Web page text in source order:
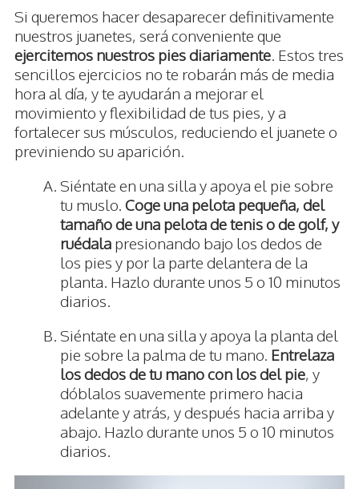
Si queremos hacer desaparecer definitivamente
nuestros juanetes, será conveniente que
ejercitemos nuestros pies diariamente. Estos tres
sencillos ejercicios no te robarán más de media
hora al día, y te ayudarán a mejorar el
movimiento y flexibilidad de tus pies, y a
fortalecer sus músculos, reduciendo el juanete o
previniendo su aparición.
Siéntate en una silla y apoya el pie sobre
tu muslo. Coge una pelota pequeña, del
tamaño de una pelota de tenis o de golf, y
ruédala presionando bajo los dedos de
los pies y por la parte delantera de la
planta. Hazlo durante unos 5 o 10 minutos
diarios.
Siéntate en una silla y apoya la planta del
pie sobre la palma de tu mano. Entrelaza
los dedos de tu mano con los del pie, y
dóblalos suavemente primero hacia
adelante y atrás, y después hacia arriba y
abajo. Hazlo durante unos 5 o 10 minutos
diarios.